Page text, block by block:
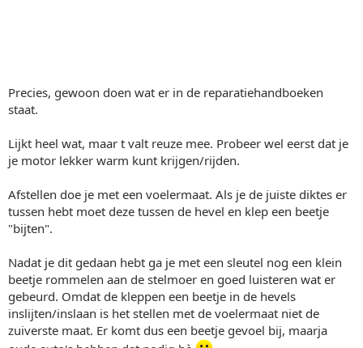
Precies, gewoon doen wat er in de reparatiehandboeken
staat.
Lijkt heel wat, maar t valt reuze mee. Probeer wel eerst dat je
je motor lekker warm kunt krijgen/rijden.
Afstellen doe je met een voelermaat. Als je de juiste diktes er
tussen hebt moet deze tussen de hevel en klep een beetje
"bijten".
Nadat je dit gedaan hebt ga je met een sleutel nog een klein
beetje rommelen aan de stelmoer en goed luisteren wat er
gebeurd. Omdat de kleppen een beetje in de hevels
inslijten/inslaan is het stellen met de voelermaat niet de
zuiverste maat. Er komt dus een beetje gevoel bij, maarja